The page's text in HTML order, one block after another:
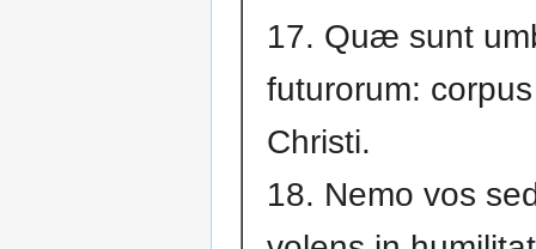
17. Quæ sunt
futurorum:
Christi.
18. Nemo vos